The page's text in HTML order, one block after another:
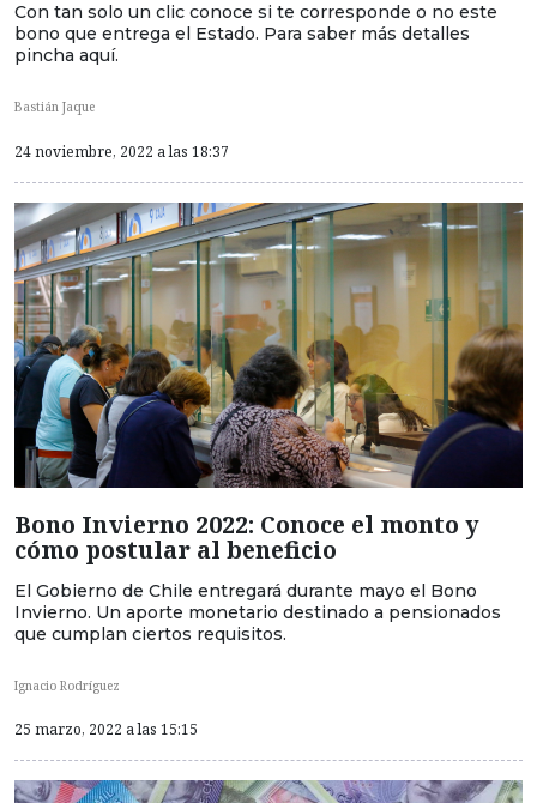
Con tan solo un clic conoce si te corresponde o no este
bono que entrega el Estado. Para saber más detalles
pincha aquí.
Bastián Jaque
24 noviembre, 2022 a las 18:37
Bono Invierno 2022: Conoce el monto y
cómo postular al beneficio
El Gobierno de Chile entregará durante mayo el Bono
Invierno. Un aporte monetario destinado a pensionados
que cumplan ciertos requisitos.
Ignacio Rodríguez
25 marzo, 2022 a las 15:15